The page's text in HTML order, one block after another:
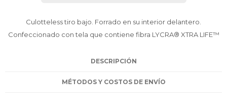
Culotteless tiro bajo. Forrado en su interior delantero.
Confeccionado con tela que contiene fibra LYCRA® XTRA LIFE™
DESCRIPCIÓN
MÉTODOS Y COSTOS DE ENVÍO